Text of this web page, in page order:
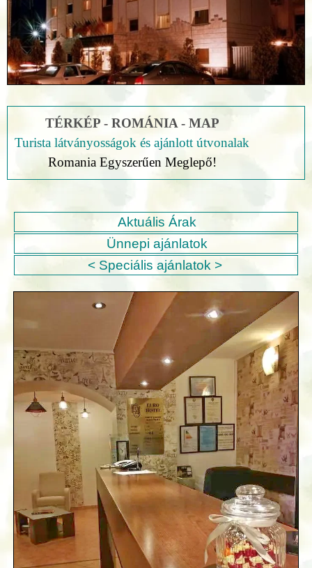
TÉRKÉP - ROMÁNIA - MAP
Turista látványosságok és ajánlott útvonalak
Romania Egyszerűen Meglepő!
Aktuális Árak
Ünnepi ajánlatok
< Speciális ajánlatok >